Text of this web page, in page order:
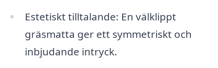
Estetiskt tilltalande: En välklippt
gräsmatta ger ett symmetriskt och
inbjudande intryck.